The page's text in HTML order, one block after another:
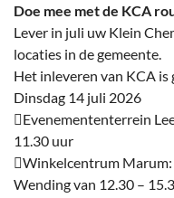
Doe mee met de KCA
Lever in juli uw Klein
locaties in de gemeente.
Het inleveren van KCA is
Dinsdag 14 juli 2026
Evenemententerrein
11.30 uur
Winkelcentrum
Wending van 12.30 –